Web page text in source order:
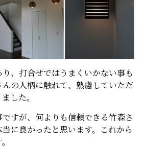
、打合せではうまくいかない事も
の人柄に触れて、熟慮していただ
した。
すが、何よりも信頼できる竹森さ
に良かったと思います。これから